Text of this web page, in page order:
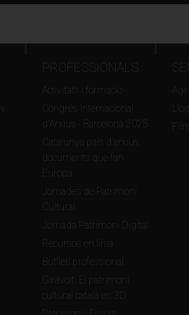
PROFESSIONALS
Activitats i formació
Congrés Internacional
d'Arxius - Barcelona 2025
Catalunya país d’arxius,
documents que fan
Europa
Jornades de Patrimoni
Cultural
Jornada Patrimoni Digital
Recursos en línia
Butlletí professional
Giravolt. El patrimoni
cultural català en 3D